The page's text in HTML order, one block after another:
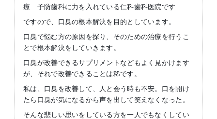
療 予防歯科に力を入れている仁科歯科医院です
ですので、口臭の根本解決を目的としています。
口臭で悩む方の原因を探り、そのための治療を行うこ
とで根本解決をしていきます。
口臭が改善できるサプリメントなどもよく見かけます
が、それで改善できることは稀です。
私は、口臭を改善して、人と会う時も不安。口を開け
たら口臭が気になるから声を出して笑えなくなった。
そんな悲しい思いをしている方を一人でもなくしてい